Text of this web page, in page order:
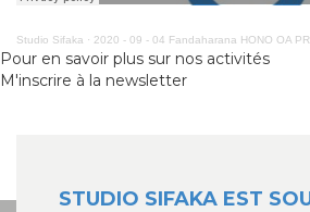
Studio Sifaka · 2020 - 09 - 04 Fandaharana HONO OA
Pour en savoir plus sur nos activités
M'inscrire à la newsletter
STUDIO SIFAKA EST